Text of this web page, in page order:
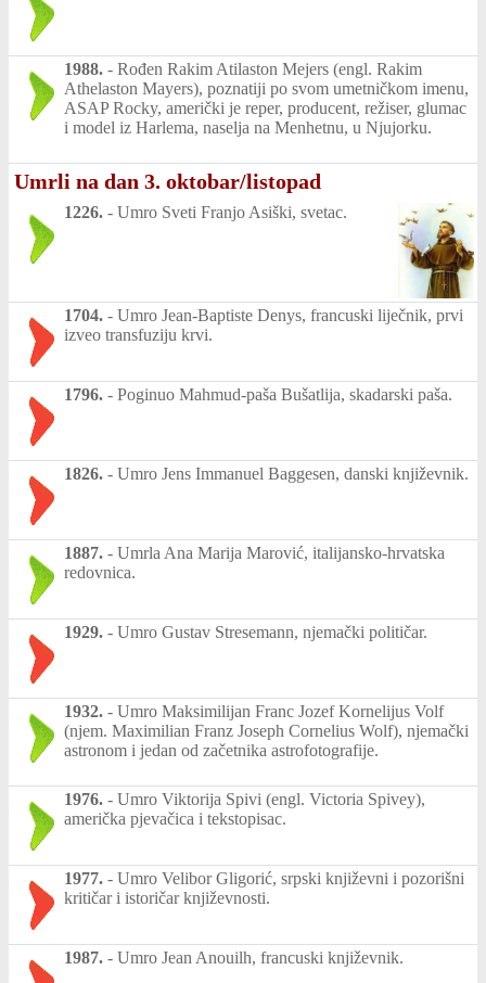
1988. - Rođen Rakim Atilaston Mejers (engl. Rakim
Athelaston Mayers), poznatiji po svom umetničkom imenu,
ASAP Rocky, američki je reper, producent, režiser, glumac
i model iz Harlema, naselja na Menhetnu, u Njujorku.
Umrli na dan 3. oktobar/listopad
1226. - Umro Sveti Franjo Asiški, svetac.
1704. - Umro Jean-Baptiste Denys, francuski liječnik, prvi
izveo transfuziju krvi.
1796. - Poginuo Mahmud-paša Bušatlija, skadarski paša.
1826. - Umro Jens Immanuel Baggesen, danski književnik.
1887. - Umrla Ana Marija Marović, italijansko-hrvatska
redovnica.
1929. - Umro Gustav Stresemann, njemački političar.
1932. - Umro Maksimilijan Franc Jozef Kornelijus Volf
(njem. Maximilian Franz Joseph Cornelius Wolf), njemački
astronom i jedan od začetnika astrofotografije.
1976. - Umro Viktorija Spivi (engl. Victoria Spivey),
američka pjevačica i tekstopisac.
1977. - Umro Velibor Gligorić, srpski književni i pozorišni
kritičar i istoričar književnosti.
1987. - Umro Jean Anouilh, francuski književnik.